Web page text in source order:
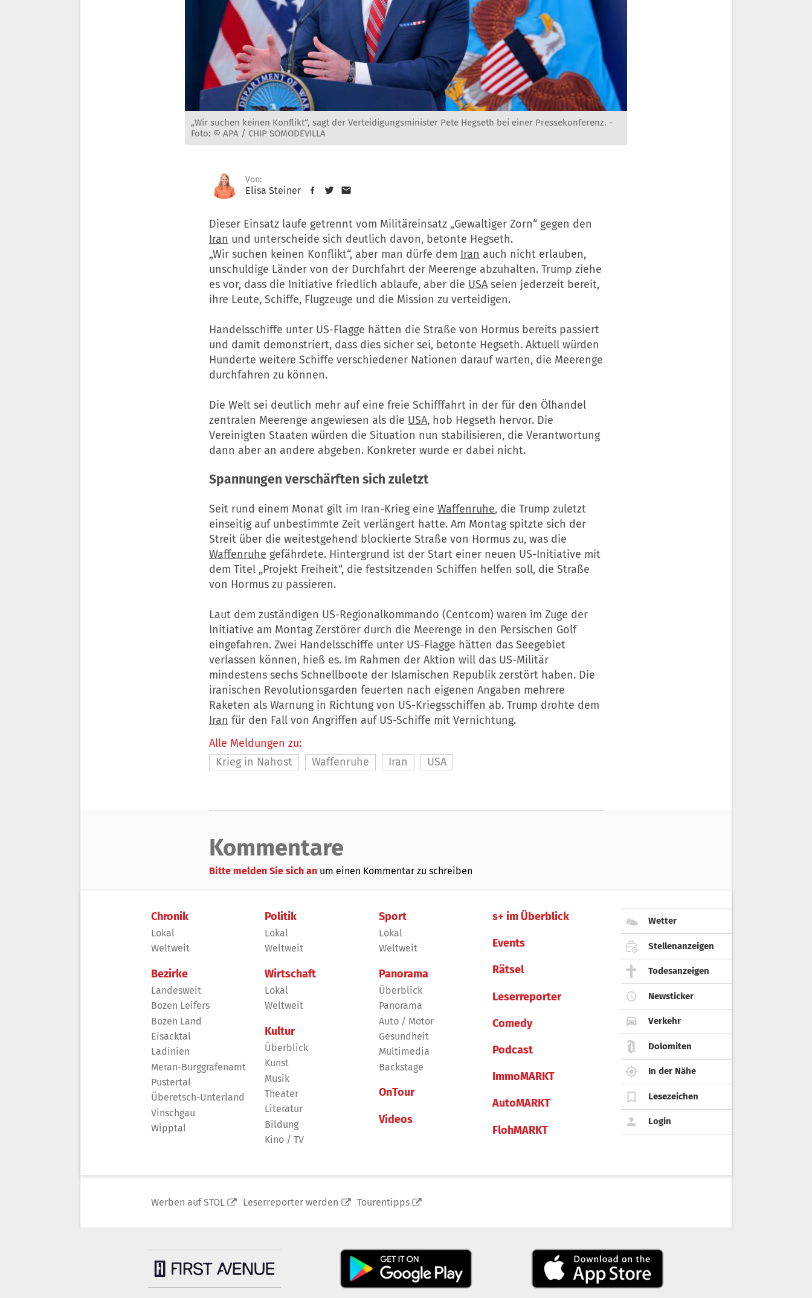
„Wir suchen keinen Konflikt“, sagt der Verteidigungsminister Pete Hegseth bei einer Pressekonferenz. -
Foto: © APA / CHIP SOMODEVILLA
Von:
Elisa Steiner
Dieser Einsatz laufe getrennt vom Militäreinsatz „Gewaltiger Zorn“ gegen den
Iran und unterscheide sich deutlich davon, betonte Hegseth.
„Wir suchen keinen Konflikt“, aber man dürfe dem Iran auch nicht erlauben,
unschuldige Länder von der Durchfahrt der Meerenge abzuhalten. Trump ziehe
es vor, dass die Initiative friedlich ablaufe, aber die USA seien jederzeit bereit,
ihre Leute, Schiffe, Flugzeuge und die Mission zu verteidigen.
Handelsschiffe unter US-Flagge hätten die Straße von Hormus bereits passiert
und damit demonstriert, dass dies sicher sei, betonte Hegseth. Aktuell würden
Hunderte weitere Schiffe verschiedener Nationen darauf warten, die Meerenge
durchfahren zu können.
Die Welt sei deutlich mehr auf eine freie Schifffahrt in der für den Ölhandel
zentralen Meerenge angewiesen als die USA, hob Hegseth hervor. Die
Vereinigten Staaten würden die Situation nun stabilisieren, die Verantwortung
dann aber an andere abgeben. Konkreter wurde er dabei nicht.
Spannungen verschärften sich zuletzt
Seit rund einem Monat gilt im Iran-Krieg eine Waffenruhe, die Trump zuletzt
einseitig auf unbestimmte Zeit verlängert hatte. Am Montag spitzte sich der
Streit über die weitestgehend blockierte Straße von Hormus zu, was die
Waffenruhe gefährdete. Hintergrund ist der Start einer neuen US-Initiative mit
dem Titel „Projekt Freiheit“, die festsitzenden Schiffen helfen soll, die Straße
von Hormus zu passieren.
Laut dem zuständigen US-Regionalkommando (Centcom) waren im Zuge der
Initiative am Montag Zerstörer durch die Meerenge in den Persischen Golf
eingefahren. Zwei Handelsschiffe unter US-Flagge hätten das Seegebiet
verlassen können, hieß es. Im Rahmen der Aktion will das US-Militär
mindestens sechs Schnellboote der Islamischen Republik zerstört haben. Die
iranischen Revolutionsgarden feuerten nach eigenen Angaben mehrere
Raketen als Warnung in Richtung von US-Kriegsschiffen ab. Trump drohte dem
Iran für den Fall von Angriffen auf US-Schiffe mit Vernichtung.
Alle Meldungen zu:
Krieg in Nahost
Waffenruhe Iran USA
Kommentare
Bitte melden Sie sich an um einen Kommentar zu schreiben
Chronik
Lokal
Weltweit
Bezirke
Landesweit
Bozen Leifers
Bozen Land
Eisacktal
Ladinien
Meran-Burggrafenamt
Pustertal
Überetsch-Unterland
Vinschgau
Wipptal
Politik
Lokal
Weltweit
Wirtschaft
Lokal
Weltweit
Kultur
Überblick
Kunst
Musik
Theater
Literatur
Bildung
Kino / TV
Sport
Lokal
Weltweit
Panorama
Überblick
Panorama
Auto / Motor
Gesundheit
Multimedia
Backstage
OnTour
Videos
s+ im Überblick
Events
Rätsel
Leserreporter
Comedy
Podcast
ImmoMARKT
AutoMARKT
FlohMARKT
Wetter
Stellenanzeigen
Todesanzeigen
Newsticker
Verkehr
Dolomiten
In der Nähe
Lesezeichen
Login
Werben auf STOL Leserreporter werden Tourentipps